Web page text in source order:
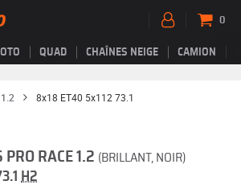
QUAD CHAÎNES NEIGE CAMION
0
8x18 ET40 5x112 73.1
RACE 1.2 (BRILLANT, NOIR)
H2